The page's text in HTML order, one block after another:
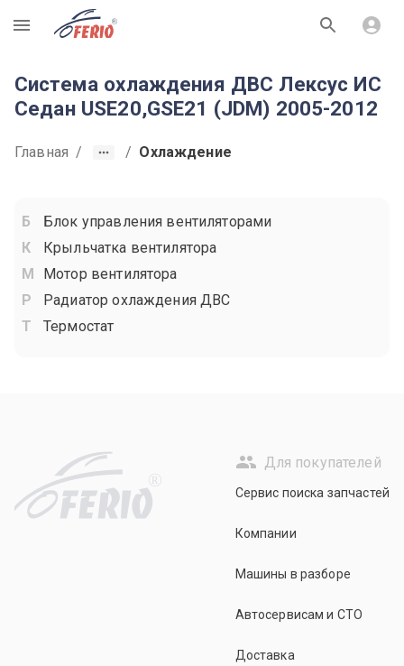
R
Система охлаждения ДВС Лексус ИС
Седан USE20,GSE21 (JDM) 2005-2012
Главная / / Охлаждение
Блок управления вентиляторами
Крыльчатка вентилятора
Мотор вентилятора
Радиатор охлаждения ДВС
Термостат
R
Для покупателей
Сервис поиска запчастей
Компании
Машины в разборе
Автосервисам и СТО
Доставка